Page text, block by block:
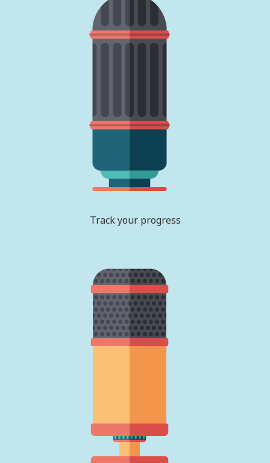
Track your progress